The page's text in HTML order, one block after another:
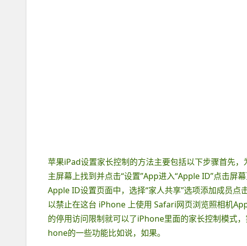
苹果iPad设置家长控制的方法主要包括以下步骤首先
主屏幕上找到并点击“设置”App进入“Apple ID”点击屏
Apple ID设置页面中，选择“家人共享”选项添加成员
以禁止在这台 iPhone 上使用 Safari网页浏览照相机
的停用访问限制就可以了iPhone里面的家长控制模式
hone的一些功能比如说，如果。